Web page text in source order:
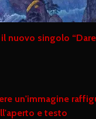
nuovo singolo